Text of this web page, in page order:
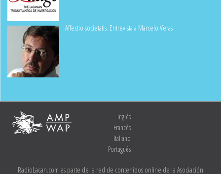
Affectio societatis. Entrevista a Marcelo Veras
Inglés
Francés
Italiano
Portugués
RadioLacan.com es parte de la red de contenidos online de la Asociación